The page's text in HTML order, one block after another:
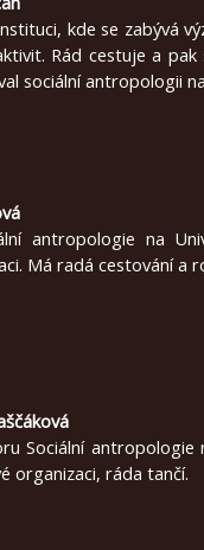
kde se zabývá
Rád cestuje a
sociální antropologii
antropologie na
Má radá cestování a
Sociální antropologie
organizaci, ráda tančí.